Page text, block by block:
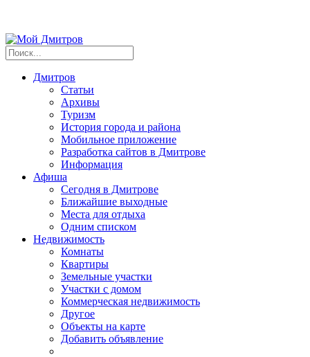
Дмитров
Статьи
Архивы
Туризм
История города и района
Мобильное приложение
Разработка сайтов в Дмитрове
Информация
Афиша
Сегодня в Дмитрове
Ближайшие выходные
Места для отдыха
Одним списком
Недвижимость
Комнаты
Квартиры
Земельные участки
Участки с домом
Коммерческая недвижимость
Другое
Объекты на карте
Добавить объявление